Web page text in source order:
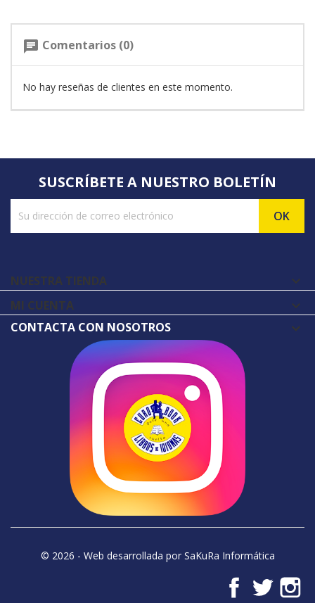
chat Comentarios (0)
No hay reseñas de clientes en este momento.
SUSCRÍBETE A NUESTRO BOLETÍN
NUESTRA TIENDA 
MI CUENTA 
CONTACTA CON NOSOTROS
© 2026 - Web desarrollada por SaKuRa Informática